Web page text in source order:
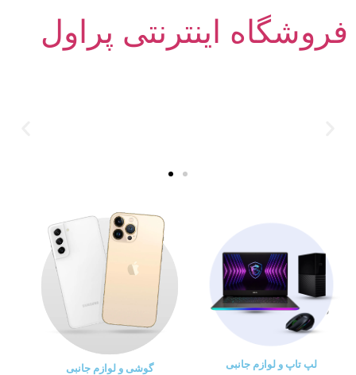
فروشگاه اینترنتی پراول
لپ تاپ و لوازم جانبی گوشی و لوازم جانبی